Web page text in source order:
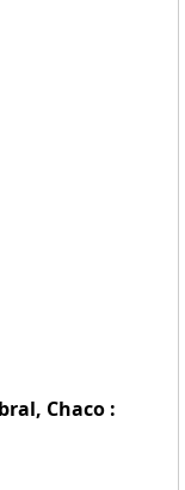
Chaco :